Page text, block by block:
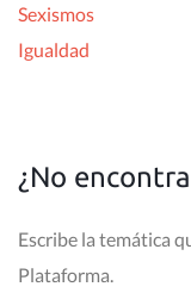
Sexismos
Igualdad
¿No
Escribe la temática
Plataforma.